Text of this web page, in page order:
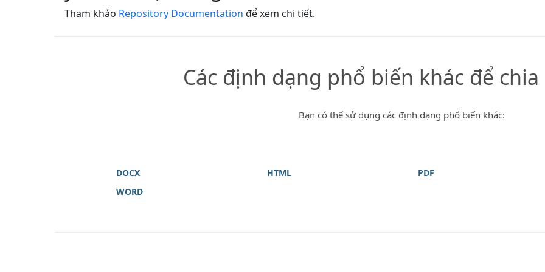
Tham khảo Repository Documentation để xem chi tiết.
Các định dạng phổ biến khác để
Bạn có thể sử dụng các định dạng phổ biến khác:
DOCX HTML PDF
WORD